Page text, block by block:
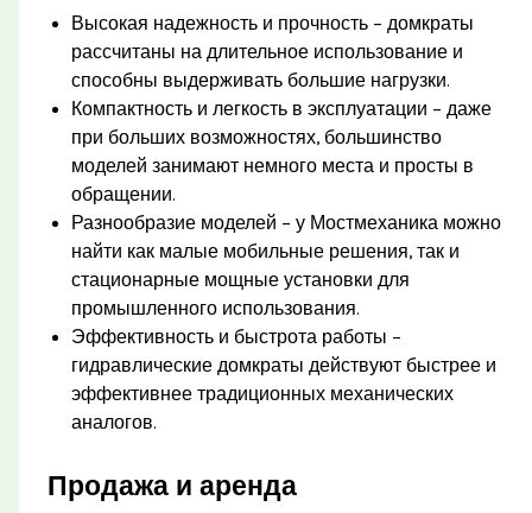
Высокая надежность и прочность – домкраты
рассчитаны на длительное использование и
способны выдерживать большие нагрузки.
Компактность и легкость в эксплуатации – даже
при больших возможностях, большинство
моделей занимают немного места и просты в
обращении.
Разнообразие моделей – у Мостмеханика можно
найти как малые мобильные решения, так и
стационарные мощные установки для
промышленного использования.
Эффективность и быстрота работы –
гидравлические домкраты действуют быстрее и
эффективнее традиционных механических
аналогов.
Продажа и аренда